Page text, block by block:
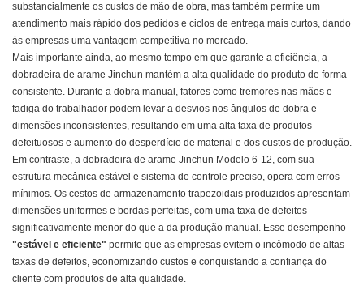
substancialmente os custos de mão de obra, mas também permite um
atendimento mais rápido dos pedidos e ciclos de entrega mais curtos, dando
às empresas uma vantagem competitiva no mercado.
Mais importante ainda, ao mesmo tempo em que garante a eficiência, a
dobradeira de arame Jinchun mantém a alta qualidade do produto de forma
consistente. Durante a dobra manual, fatores como tremores nas mãos e
fadiga do trabalhador podem levar a desvios nos ângulos de dobra e
dimensões inconsistentes, resultando em uma alta taxa de produtos
defeituosos e aumento do desperdício de material e dos custos de produção.
Em contraste, a dobradeira de arame Jinchun Modelo 6-12, com sua
estrutura mecânica estável e sistema de controle preciso, opera com erros
mínimos. Os cestos de armazenamento trapezoidais produzidos apresentam
dimensões uniformes e bordas perfeitas, com uma taxa de defeitos
significativamente menor do que a da produção manual. Esse desempenho
"estável e eficiente" permite que as empresas evitem o incômodo de altas
taxas de defeitos, economizando custos e conquistando a confiança do
cliente com produtos de alta qualidade.